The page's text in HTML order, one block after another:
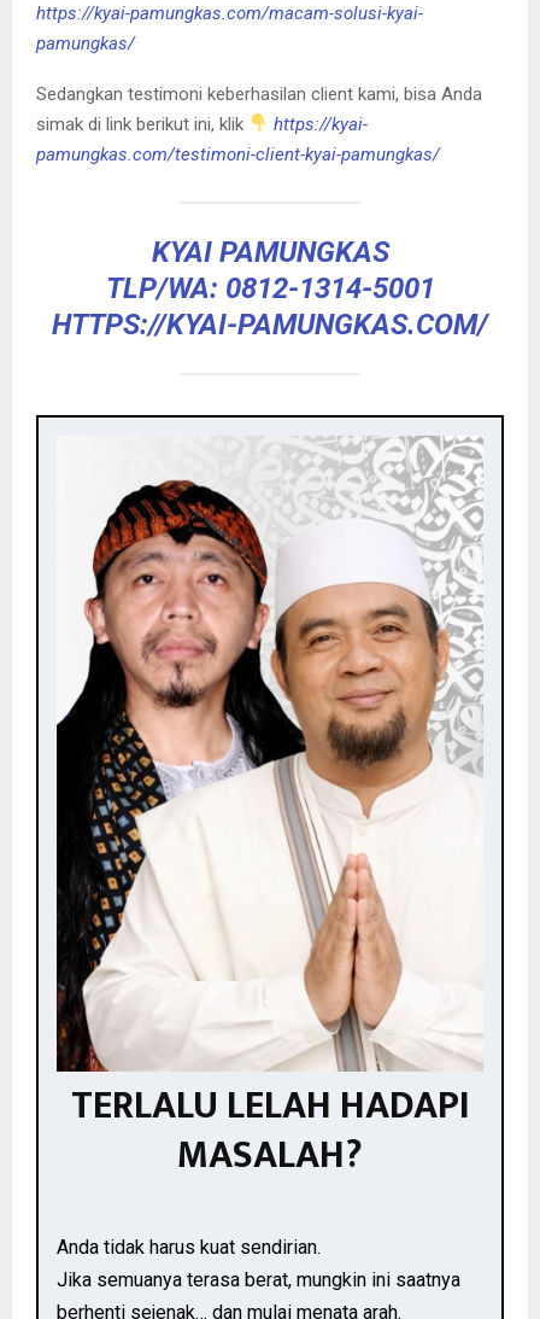
https://kyai-pamungkas.com/macam-solusi-kyai-
pamungkas/
Sedangkan testimoni keberhasilan client kami, bisa Anda
simak di link berikut ini, klik
https://kyai-
pamungkas.com/testimoni-client-kyai-pamungkas/
KYAI PAMUNGKAS
TLP/WA: 0812-1314-5001
HTTPS://KYAI-PAMUNGKAS.COM/
TERLALU LELAH HADAPI
MASALAH?
Anda tidak harus kuat sendirian.
Jika semuanya terasa berat, mungkin ini saatnya
berhenti sejenak… dan mulai menata arah.